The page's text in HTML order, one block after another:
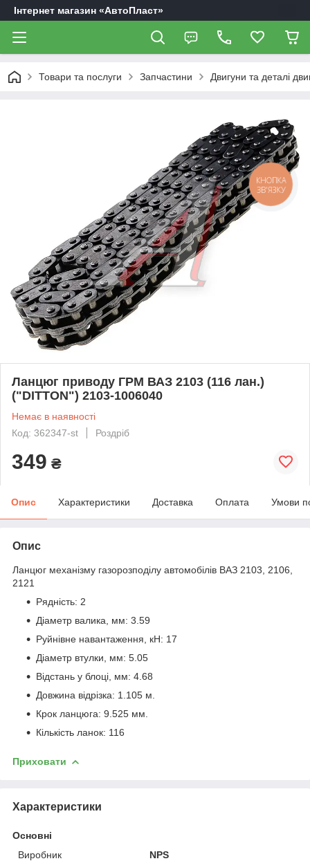
Інтернет магазин «АвтоПласт»
Товари та послуги Запчастини Двигуни та деталі
Ланцюг приводу ГРМ ВАЗ 2103 (116 лан.)
("DITTON") 2103-1006040
Немає в наявності
Код: 362347-st
Роздріб
349 ₴
Опис Характеристики Доставка Оплата Умови
Опис
Ланцюг механізму газорозподілу автомобілів ВАЗ 2103, 2106,
2121
Рядність: 2
Діаметр валика, мм: 3.59
Руйнівне навантаження, кН: 17
Діаметр втулки, мм: 5.05
Відстань у блоці, мм: 4.68
Довжина відрізка: 1.105 м.
Крок ланцюга: 9.525 мм.
Кількість ланок: 116
Приховати
Характеристики
Основні
Виробник
NPS
КНОПКА
ЗВ'ЯЗКУ